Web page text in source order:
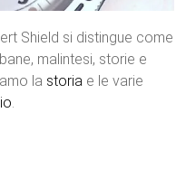
Shield si distingue come
malintesi, storie e
la storia e le varie
.